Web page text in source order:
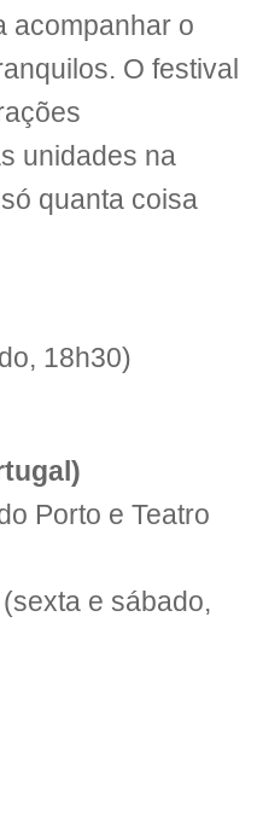
acompanhar o
O festival
unidades na
quanta coisa
18h30)
Porto e Teatro
e sábado,